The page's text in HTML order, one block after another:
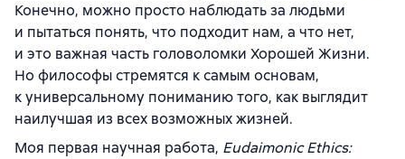
Конечно, можно просто наблюдать за людьми
и пытаться понять, что подходит нам, а что нет,
и это важная часть головоломки Хорошей Жизни.
Но философы стремятся к самым основам,
к универсальному пониманию того, как выглядит
наилучшая из всех возможных жизней.
Моя первая научная работа, Eudaimonic Ethics: